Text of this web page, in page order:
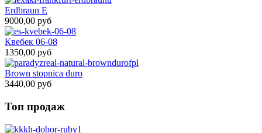
Erdbraun E
9000,00 руб
Квебек 06-08
1350,00 руб
Brown stopnica duro
3440,00 руб
Топ продаж